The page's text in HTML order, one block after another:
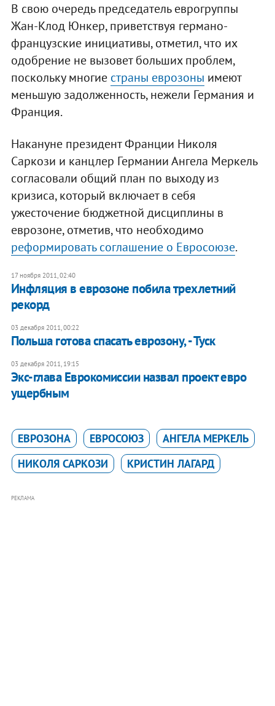
В свою очередь председатель еврогруппы
Жан-Клод Юнкер, приветствуя германо-
французские инициативы, отметил, что их
одобрение не вызовет больших проблем,
поскольку многие страны еврозоны имеют
меньшую задолженность, нежели Германия и
Франция.
Накануне президент Франции Николя
Саркози и канцлер Германии Ангела Меркель
согласовали общий план по выходу из
кризиса, который включает в себя
ужесточение бюджетной дисциплины в
еврозоне, отметив, что необходимо
реформировать соглашение о Евросоюзе.
17 ноября 2011, 02:40
​Инфляция в еврозоне побила трехлетний
рекорд
03 декабря 2011, 00:22
​Польша готова спасать еврозону, - Туск
03 декабря 2011, 19:15
Экс-глава Еврокомиссии назвал проект евро
ущербным
ЕВРОЗОНА ЕВРОСОЮЗ
АНГЕЛА МЕРКЕЛЬ
НИКОЛЯ САРКОЗИ
КРИСТИН ЛАГАРД
РЕКЛАМА